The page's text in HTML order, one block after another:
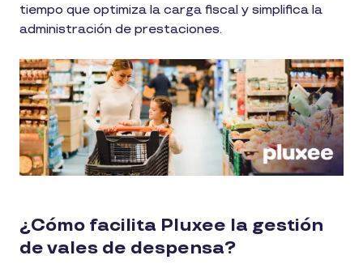
tiempo que optimiza la carga fiscal y simplifica la
administración de prestaciones.
¿Cómo facilita Pluxee la gestión
de vales de despensa?